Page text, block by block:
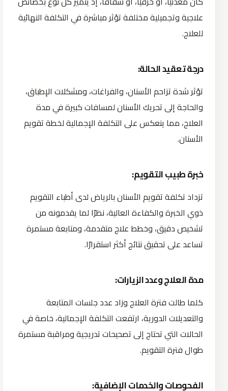
علاجية وتجميلية مختلفة تؤثر مباشرة في التكلفة النهائية
للعلاج.
درجة تعقيد الحالة:
تؤثر شدة تزاحم الأسنان، والفراغات، ومشكلات الإطباق،
والحاجة إلى تحريك الأسنان لمسافات كبيرة في مدة
العلاج، مما ينعكس على التكلفة الإجمالية لخطة تقويم
الأسنان.
خبرة طبيب التقويم:
تزداد تكلفة تقويم الأسنان بالرياض لدى أطباء التقويم
ذوي الخبرة والكفاءة العالية، نظرًا لما يقدمونه من
تشخيص دقيق، وخطط علاج متقدمة، ومتابعة مستمرة
تساعد على تحقيق نتائج أكثر استقرارًا.
مدة العلاج وعدد الزيارات:
كلما طالت فترة العلاج وزاد عدد جلسات المتابعة
والتعديلات الدورية، ارتفعت التكلفة الإجمالية، خاصة في
الحالات التي تحتاج إلى تصحيحات تدريجية ومراقبة مستمرة
طوال فترة التقويم.
الفحوصات والخدمات الإضافية: